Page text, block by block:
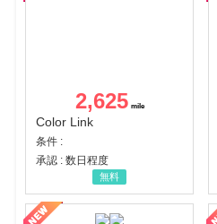
2,625
Color Link
条件 :
承認 : 数日程度
無料